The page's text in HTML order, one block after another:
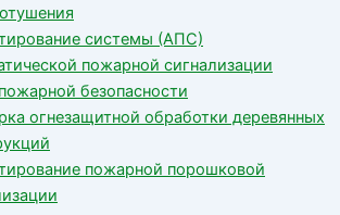
системы (АПС)
пожарной сигнализации
безопасности
огнезащитной обработки деревянных
пожарной порошковой